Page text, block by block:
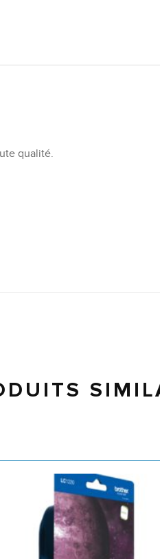
qualité.